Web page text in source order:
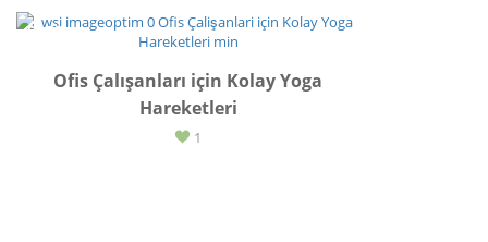
SPOR
Ofis Çalışanları için Kolay Yoga
Hareketleri
1